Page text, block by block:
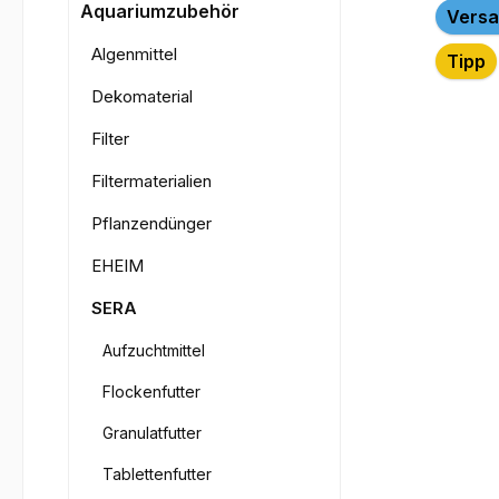
Aquariumzubehör
Algenmittel
Dekomaterial
Filter
Filtermaterialien
Pflanzendünger
EHEIM
SERA
Aufzuchtmittel
Flockenfutter
Granulatfutter
Tablettenfutter
Tipp